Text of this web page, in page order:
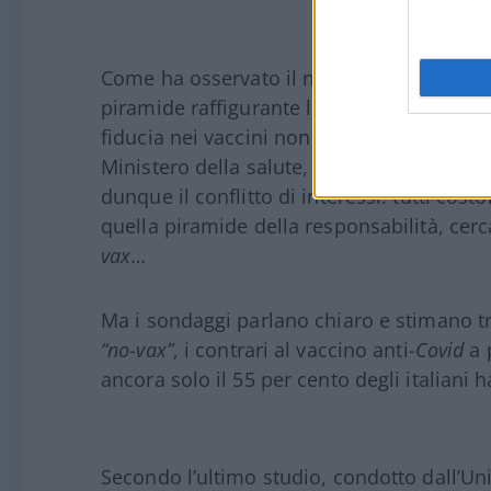
Come ha osservato il nostro Andrea
piramide raffigurante le responsabilità,
fiducia nei vaccini non troviamo certo i
Ministero della salute, dell’Aifa,
dunque il conflitto di interessi: tutti
quella piramide della responsabilità,
vax…
Ma i sondaggi parlano chiaro e stimano
“no-vax”, i contrari al vaccino anti-Covida
ancora solo il 55 per cento degli italiani
Secondo l’ultimo studio, condotto